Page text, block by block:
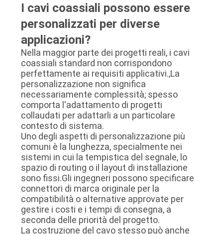
I cavi coassiali possono essere
personalizzati per diverse
applicazioni?
Nella maggior parte dei progetti reali, i cavi
coassiali standard non corrispondono
perfettamente ai requisiti applicativi.,La
personalizzazione non significa
necessariamente complessità; spesso
comporta l'adattamento di progetti
collaudati per adattarli a un particolare
contesto di sistema.
Uno degli aspetti di personalizzazione più
comuni è la lunghezza, specialmente nei
sistemi in cui la tempistica del segnale, lo
spazio di routing o il layout di installazione
sono fissi.Gli ingegneri possono specificare
connettori di marca originale per la
compatibilità o alternative approvate per
gestire i costi e i tempi di consegna, a
seconda delle priorità del progetto.
La costruzione del cavo stesso può anche